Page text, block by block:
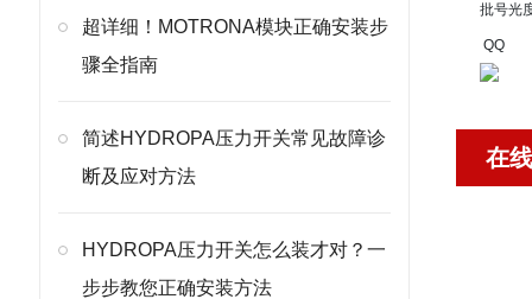
超详细！MOTRONA模块正确安装步
骤全指南
简述HYDROPA压力开关常见故障诊
断及应对方法
HYDROPA压力开关怎么装才对？一
步步教您正确安装方法
批号光
QQ
在